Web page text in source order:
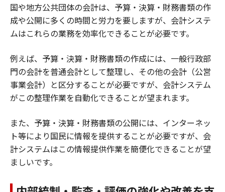
国や地方公共団体の会計は、予算・決算・財務書類の作
成や公開に多くの時間と労力を要しますが、会計システ
ムはこれらの業務を効率化できることが必要です。
例えば、予算・決算・財務書類の作成には、一般行政部
門の会計を普通会計として整理し、その他の会計（公営
事業会計）と区分することが必要ですが、会計システム
がこの整理作業を自動化できることが望まれます。
また、予算・決算・財務書類の公開には、インターネッ
ト等により国民に情報を提供することが必要ですが、会
計システムはこの情報提供作業を簡便化できることが望
ましいです。